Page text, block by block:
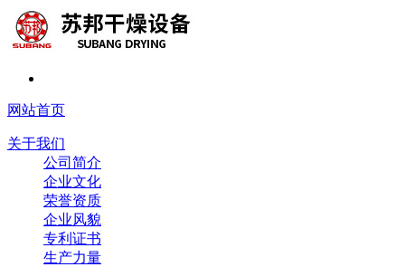
网站首页
关于我们
公司简介
企业文化
荣誉资质
企业风貌
专利证书
生产力量